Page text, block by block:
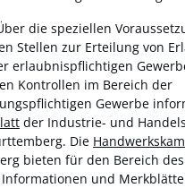
die speziellen
Stellen zur Erteilung von
erlaubnispflichtigen
Kontrollen im Bereich der
Gewerbe
der Industrie- und
Die
bieten für den Bereich
und